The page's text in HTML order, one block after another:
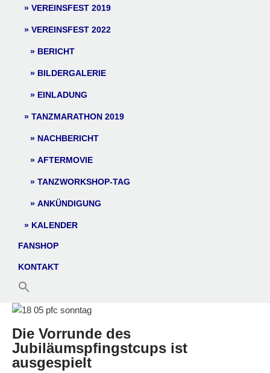
VEREINSFEST 2019
VEREINSFEST 2022
BERICHT
BILDERGALERIE
EINLADUNG
TANZMARATHON 2019
NACHBERICHT
AFTERMOVIE
TANZWORKSHOP-TAG
ANKÜNDIGUNG
KALENDER
FANSHOP
KONTAKT
Die Vorrunde des
Jubiläumspfingstcups ist
ausgespielt